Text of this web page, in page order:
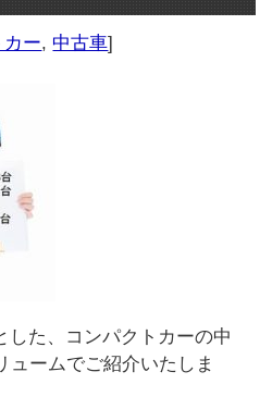
カー, 中古車]
した、コンパクトカーの中
ュームでご紹介いたしま